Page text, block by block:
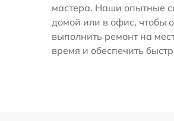
мастера. Наши опытные
домой или в офис, чтобы
выполнить ремонт на
время и обеспечить